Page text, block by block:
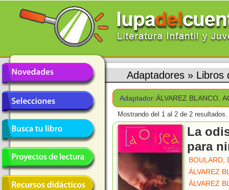
Adaptadores » Libros
Adaptador:ÁLVAREZ BLANCO,
Mostrando del 1 al 2 de 2 resultados.
La
para
BOULARD,
ÁLVAREZ
ÁLVAREZ